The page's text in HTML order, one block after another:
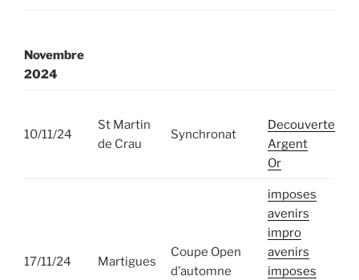
Novembre
2024
10/11/24
St Martin
de Crau
Synchronat
Decouverte
Argent
Or
17/11/24 Martigues
Coupe Open
d’automne
imposes
avenirs
impro
avenirs
imposes